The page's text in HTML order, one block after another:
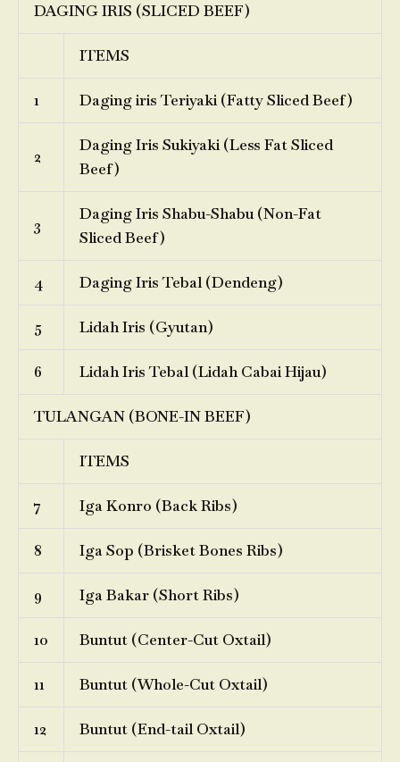
DAGING IRIS (SLICED BEEF)
ITEMS
1 Daging iris Teriyaki (Fatty Sliced Beef)
2
Daging Iris Sukiyaki (Less Fat Sliced
Beef)
3
Daging Iris Shabu-Shabu (Non-Fat
Sliced Beef)
4 Daging Iris Tebal (Dendeng)
5 Lidah Iris (Gyutan)
6 Lidah Iris Tebal (Lidah Cabai Hijau)
TULANGAN (BONE-IN BEEF)
ITEMS
7 Iga Konro (Back Ribs)
8 Iga Sop (Brisket Bones Ribs)
9 Iga Bakar (Short Ribs)
10 Buntut (Center-Cut Oxtail)
11 Buntut (Whole-Cut Oxtail)
12 Buntut (End-tail Oxtail)